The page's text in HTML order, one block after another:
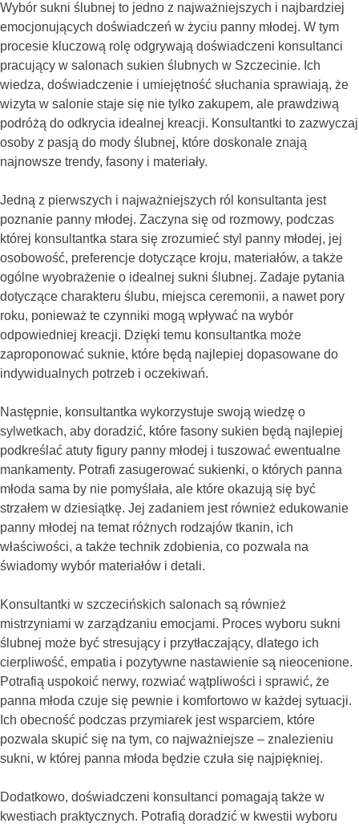
Wybór sukni ślubnej to jedno z najważniejszych i najbardziej
emocjonujących doświadczeń w życiu panny młodej. W tym
procesie kluczową rolę odgrywają doświadczeni konsultanci
pracujący w salonach sukien ślubnych w Szczecinie. Ich
wiedza, doświadczenie i umiejętność słuchania sprawiają, że
wizyta w salonie staje się nie tylko zakupem, ale prawdziwą
podróżą do odkrycia idealnej kreacji. Konsultantki to zazwyczaj
osoby z pasją do mody ślubnej, które doskonale znają
najnowsze trendy, fasony i materiały.
Jedną z pierwszych i najważniejszych ról konsultanta jest
poznanie panny młodej. Zaczyna się od rozmowy, podczas
której konsultantka stara się zrozumieć styl panny młodej, jej
osobowość, preferencje dotyczące kroju, materiałów, a także
ogólne wyobrażenie o idealnej sukni ślubnej. Zadaje pytania
dotyczące charakteru ślubu, miejsca ceremonii, a nawet pory
roku, ponieważ te czynniki mogą wpływać na wybór
odpowiedniej kreacji. Dzięki temu konsultantka może
zaproponować suknie, które będą najlepiej dopasowane do
indywidualnych potrzeb i oczekiwań.
Następnie, konsultantka wykorzystuje swoją wiedzę o
sylwetkach, aby doradzić, które fasony sukien będą najlepiej
podkreślać atuty figury panny młodej i tuszować ewentualne
mankamenty. Potrafi zasugerować sukienki, o których panna
młoda sama by nie pomyślała, ale które okazują się być
strzałem w dziesiątkę. Jej zadaniem jest również edukowanie
panny młodej na temat różnych rodzajów tkanin, ich
właściwości, a także technik zdobienia, co pozwala na
świadomy wybór materiałów i detali.
Konsultantki w szczecińskich salonach są również
mistrzyniami w zarządzaniu emocjami. Proces wyboru sukni
ślubnej może być stresujący i przytłaczający, dlatego ich
cierpliwość, empatia i pozytywne nastawienie są nieocenione.
Potrafią uspokoić nerwy, rozwiać wątpliwości i sprawić, że
panna młoda czuje się pewnie i komfortowo w każdej sytuacji.
Ich obecność podczas przymiarek jest wsparciem, które
pozwala skupić się na tym, co najważniejsze – znalezieniu
sukni, w której panna młoda będzie czuła się najpiękniej.
Dodatkowo, doświadczeni konsultanci pomagają także w
kwestiach praktycznych. Potrafią doradzić w kwestii wyboru